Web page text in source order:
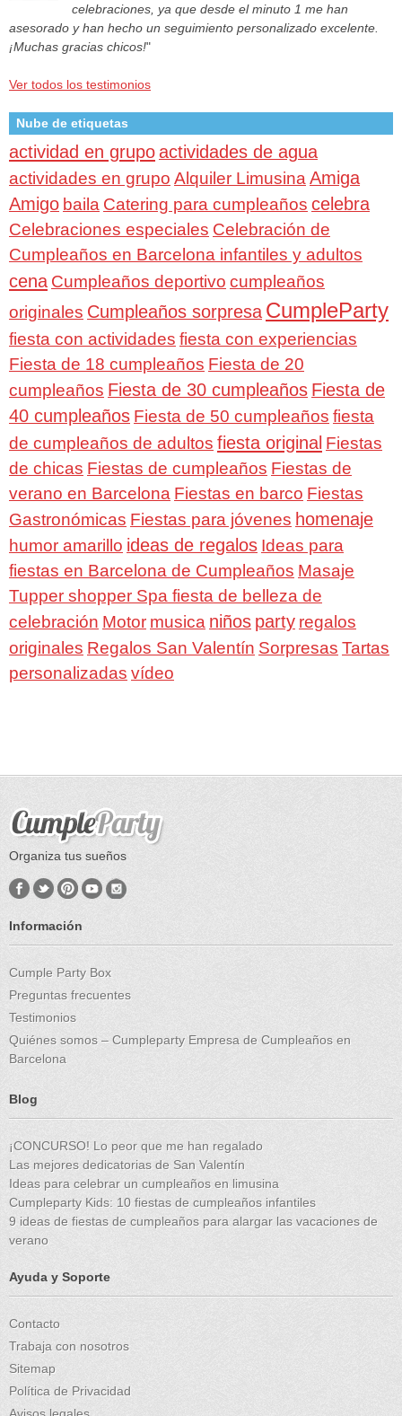
celebraciones, ya que desde el minuto 1 me han
asesorado y han hecho un seguimiento personalizado excelente.
¡Muchas gracias chicos!"
Ver todos los testimonios
Nube de etiquetas
actividad en grupoactividades de agua
actividades en grupo Alquiler Limusina Amiga
Amigo baila Catering para cumpleaños celebra
Celebraciones especiales Celebración de
Cumpleaños en Barcelona infantiles y adultos
cena Cumpleaños deportivo cumpleaños
originales Cumpleaños sorpresa CumpleParty
fiesta con actividades fiesta con experiencias
Fiesta de 18 cumpleaños Fiesta de 20
cumpleaños Fiesta de 30 cumpleaños Fiesta de
40 cumpleaños Fiesta de 50 cumpleaños fiesta
de cumpleaños de adultos fiesta original Fiestas
de chicas Fiestas de cumpleaños Fiestas de
verano en Barcelona Fiestas en barco Fiestas
Gastronómicas Fiestas para jóvenes homenaje
humor amarillo ideas de regalos Ideas para
fiestas en Barcelona de Cumpleaños Masaje
Tupper shopper Spa fiesta de belleza de
celebración Motor musica niños party regalos
originales Regalos San Valentín Sorpresas Tartas
personalizadas vídeo
Organiza tus sueños
Información
Cumple Party Box
Preguntas frecuentes
Testimonios
Quiénes somos – Cumpleparty Empresa de Cumpleaños en
Barcelona
Blog
¡CONCURSO! Lo peor que me han regalado
Las mejores dedicatorias de San Valentín
Ideas para celebrar un cumpleaños en limusina
Cumpleparty Kids: 10 fiestas de cumpleaños infantiles
9 ideas de fiestas de cumpleaños para alargar las vacaciones de
verano
Ayuda y Soporte
Contacto
Trabaja con nosotros
Sitemap
Política de Privacidad